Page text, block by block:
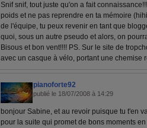
Snif snif, tout juste qu'on a fait
poids et ne pas reprendre en ta mémoire
de l'équipe, tu peux revenir en tant que
quoi, sous un autre pseudo et alors, on
Bisous et bon vent!!!! PS. Sur le site de
avec un casque à vélo, portant une chemise
pianoforte92
publié le 18/07/2008 à 14:29
bonjour Sabine, et au revoir puisque tu t'en
pour la suite qui promet de bons moments